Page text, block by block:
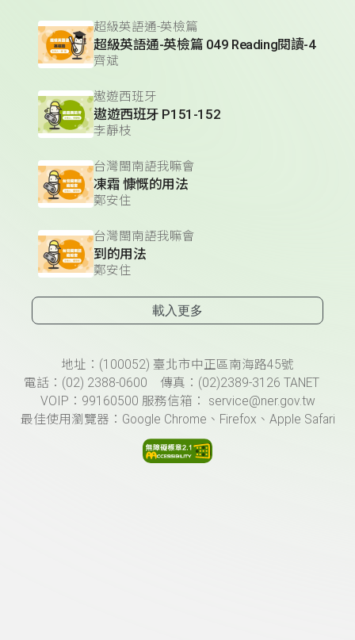
超級英語通-英檢篇
超級英語通-英檢篇 049 Reading閱讀-4
齊斌
遨遊西班牙
遨遊西班牙 P151-152
李靜枝
台灣閩南語我嘛會
凍霜 慷慨的用法
鄭安住
台灣閩南語我嘛會
到的用法
鄭安住
載入更多
頁尾資訊地址：(100052) 臺北市中正區南海路45號
電話：(02) 2388-0600 傳真：(02)2389-3126 TANET
VOIP：99160500 服務信箱： service@ner.gov.tw
最佳使用瀏覽器：Google Chrome、Firefox、Apple Safari